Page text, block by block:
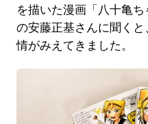
を描いた漫画「八十亀
の安藤正基さんに聞く
情がみえてきました。